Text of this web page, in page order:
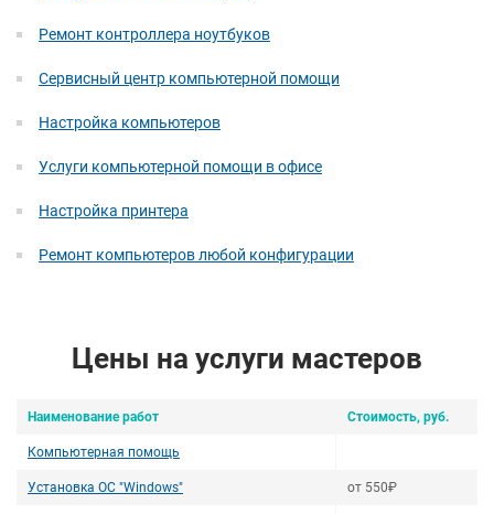
Ремонт контроллера ноутбуков
Сервисный центр компьютерной помощи
Настройка компьютеров
Услуги компьютерной помощи в офисе
Настройка принтера
Ремонт компьютеров любой конфигурации
Цены на услуги мастеров
Наименование работ Стоимость, руб.
Компьютерная помощь
Установка ОС "Windows" от 550₽